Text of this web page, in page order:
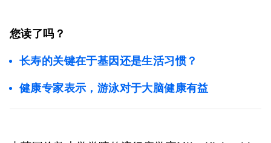
您读了吗？
长寿的关键在于基因还是生活习惯？
健康专家表示，游泳对于大脑健康有益